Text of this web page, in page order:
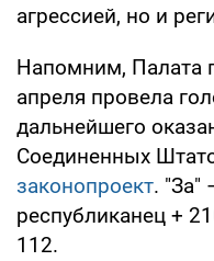
агрессией, но и
Напомним, Палата
апреля провела
дальнейшего
Соединенных
законопроект. "За"
республиканец +
112.